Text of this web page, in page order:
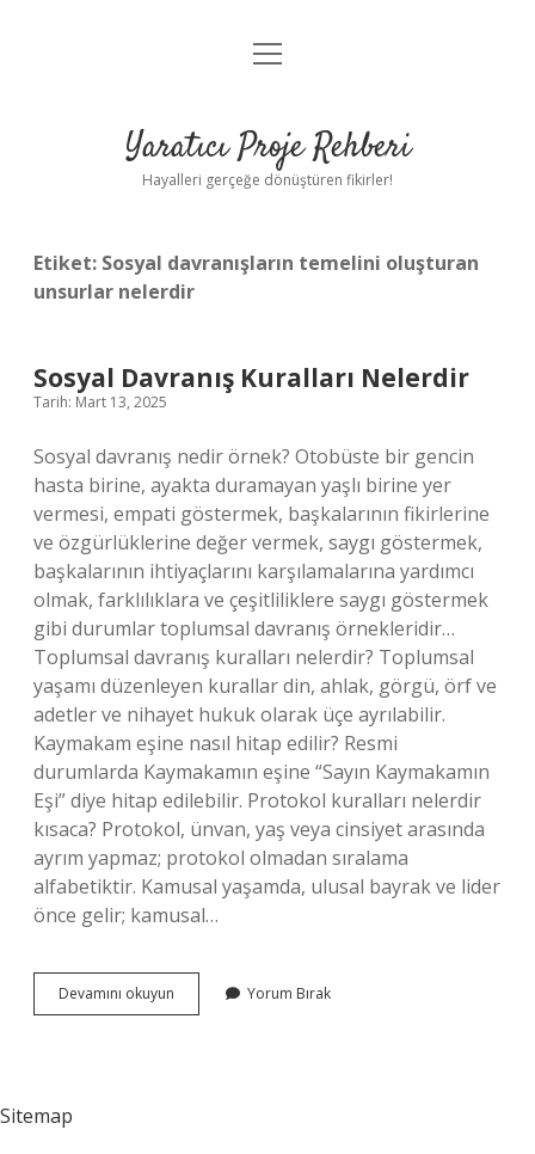
Anasayfa
Yasal Uyarı
menüyü
Yaratıcı Proje Rehberi
Hayalleri gerçeğe dönüştüren fikirler!
Etiket: Sosyal davranışların temelini oluşturan
unsurlar nelerdir
Sosyal Davranış Kuralları Nelerdir
Tarih: Mart 13, 2025
Sosyal davranış nedir örnek? Otobüste bir gencin
hasta birine, ayakta duramayan yaşlı birine yer
vermesi, empati göstermek, başkalarının fikirlerine
ve özgürlüklerine değer vermek, saygı göstermek,
başkalarının ihtiyaçlarını karşılamalarına yardımcı
olmak, farklılıklara ve çeşitliliklere saygı göstermek
gibi durumlar toplumsal davranış örnekleridir…
Toplumsal davranış kuralları nelerdir? Toplumsal
yaşamı düzenleyen kurallar din, ahlak, görgü, örf ve
adetler ve nihayet hukuk olarak üçe ayrılabilir.
Kaymakam eşine nasıl hitap edilir? Resmi
durumlarda Kaymakamın eşine “Sayın Kaymakamın
Eşi” diye hitap edilebilir. Protokol kuralları nelerdir
kısaca? Protokol, ünvan, yaş veya cinsiyet arasında
ayrım yapmaz; protokol olmadan sıralama
alfabetiktir. Kamusal yaşamda, ulusal bayrak ve lider
önce gelir; kamusal…
Devamını okuyun
Davranış
Yorum Bırak
Sitemap